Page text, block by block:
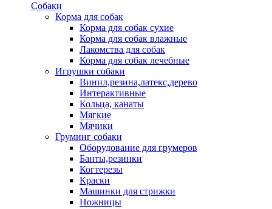
Собаки
Корма для собак
Корма для собак сухие
Корма для собак влажные
Лакомства для собак
Корма для собак лечебные
Игрушки собаки
Винил,резина,латекс,дерево
Интерактивные
Кольца, канаты
Мягкие
Мячики
Груминг собаки
Оборудование для грумеров
Банты,резинки
Когтерезы
Краски
Машинки для стрижки
Ножницы